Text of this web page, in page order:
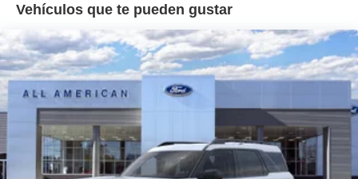
Vehículos que te pueden gustar